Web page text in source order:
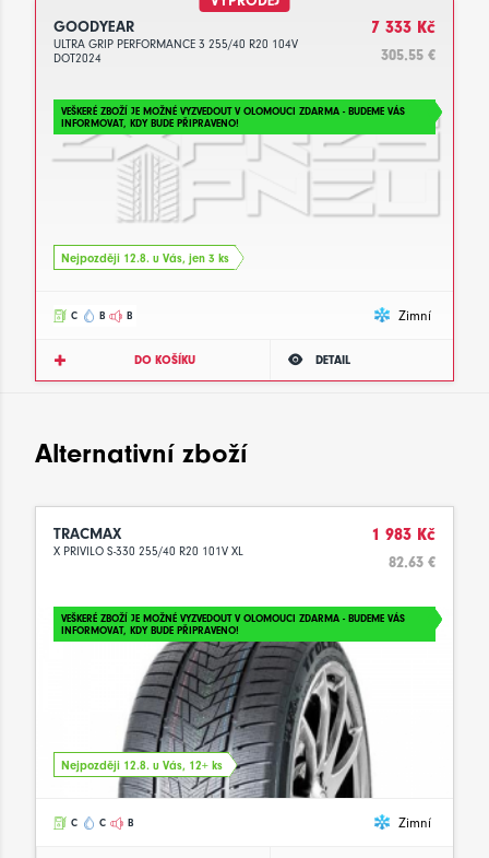
GOODYEAR
ULTRA GRIP PERFORMANCE 3 255/40 R20 104V
DOT2024
7 333 Kč
305.55 €
VEŠKERÉ ZBOŽÍ JE MOŽNÉ VYZVEDOUT V OLOMOUCI ZDARMA - BUDEME VÁS
INFORMOVAT, KDY BUDE PŘIPRAVENO!
Nejpozději 12.8. u Vás, jen 3 ks
C B B Zimní
DO KOŠÍKU DETAIL
Alternativní zboží
TRACMAX
X PRIVILO S-330 255/40 R20 101V XL
1 983 Kč
82.63 €
VEŠKERÉ ZBOŽÍ JE MOŽNÉ VYZVEDOUT V OLOMOUCI ZDARMA - BUDEME VÁS
INFORMOVAT, KDY BUDE PŘIPRAVENO!
Nejpozději 12.8. u Vás, 12+ ks
C C B Zimní